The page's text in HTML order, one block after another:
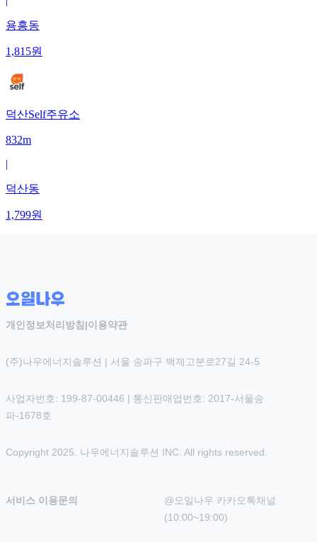
용흥동
1,815원
덕산Self주유소
832m
|
덕산동
1,799원
개인정보처리방침 |이용약관
(주)나우에너지솔루션 | 서울 송파구 백제고분로27길 24-5
사업자번호: 199-87-00446 | 통신판매업번호: 2017-서울송
파-1678호
Copyright 2025. 나우에너지솔루션 INC. All rights reserved.
서비스 이용문의
@오일나우 카카오톡채널
(10:00~19:00)